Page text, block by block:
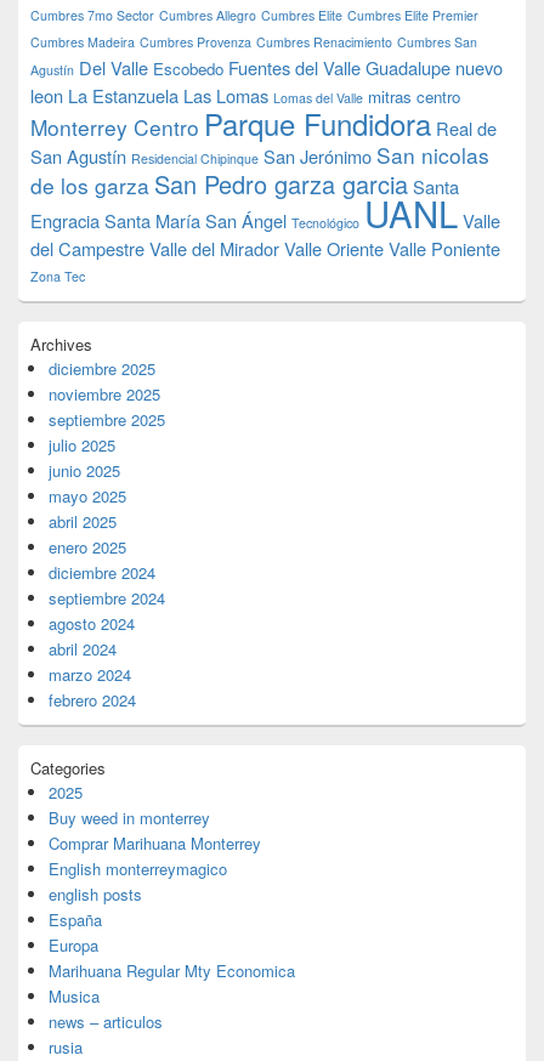
Cumbres 7mo Sector Cumbres Allegro Cumbres Elite Cumbres Elite Premier
Cumbres Madeira Cumbres Provenza Cumbres Renacimiento Cumbres San
Agustín Del Valle Escobedo Fuentes del ValleGuadalupe nuevo
leon La Estanzuela Las Lomas Lomas del Valle mitras centro
Monterrey Centro Parque Fundidora Real de
San Agustín Residencial Chipinque San Jerónimo San nicolas
de los garza San Pedro garza garciaSanta
EngraciaSanta MaríaSan Ángel Tecnológico UANLValle
del CampestreValle del MiradorValle OrienteValle Poniente
Zona Tec
Archives
diciembre 2025
noviembre 2025
septiembre 2025
julio 2025
junio 2025
mayo 2025
abril 2025
enero 2025
diciembre 2024
septiembre 2024
agosto 2024
abril 2024
marzo 2024
febrero 2024
Categories
2025
Buy weed in monterrey
Comprar Marihuana Monterrey
English monterreymagico
english posts
España
Europa
Marihuana Regular Mty Economica
Musica
news – articulos
rusia